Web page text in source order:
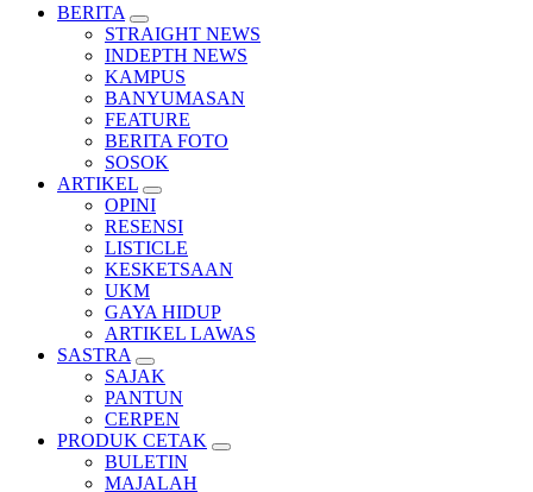
BERITA
STRAIGHT NEWS
INDEPTH NEWS
KAMPUS
BANYUMASAN
FEATURE
BERITA FOTO
SOSOK
ARTIKEL
OPINI
RESENSI
LISTICLE
KESKETSAAN
UKM
GAYA HIDUP
ARTIKEL LAWAS
SASTRA
SAJAK
PANTUN
CERPEN
PRODUK CETAK
BULETIN
MAJALAH